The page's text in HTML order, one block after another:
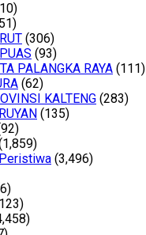
(306)
(93)
PALANGKA RAYA (111)
(62)
KALTENG (283)
(135)
(3,496)